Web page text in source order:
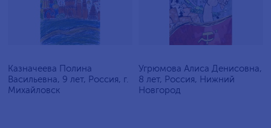
Казначеева Полина
Васильевна, 9 лет, Россия, г.
Михайловск
Угрюмова Алиса Денисовна,
8 лет, Россия, Нижний
Новгород